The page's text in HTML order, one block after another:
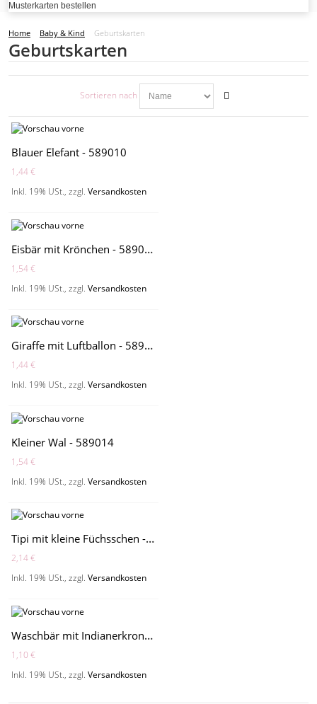
Musterkarten bestellen
Home Baby & Kind Geburtskarten
Geburtskarten
Sortieren nach
Blauer Elefant - 589010
1,44 €
Inkl. 19% USt.,zzgl.Versandkosten
Eisbär mit Krönchen - 589002
1,54 €
Inkl. 19% USt.,zzgl.Versandkosten
Giraffe mit Luftballon - 589070
1,44 €
Inkl. 19% USt.,zzgl.Versandkosten
Kleiner Wal - 589014
1,54 €
Inkl. 19% USt.,zzgl.Versandkosten
Tipi mit kleine Füchsschen - 589109
2,14 €
Inkl. 19% USt.,zzgl.Versandkosten
Waschbär mit Indianerkrone - 589087
1,10 €
Inkl. 19% USt.,zzgl.Versandkosten